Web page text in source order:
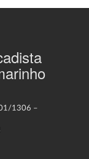
1306 –